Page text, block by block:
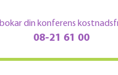
din konferens
08-21 61 00